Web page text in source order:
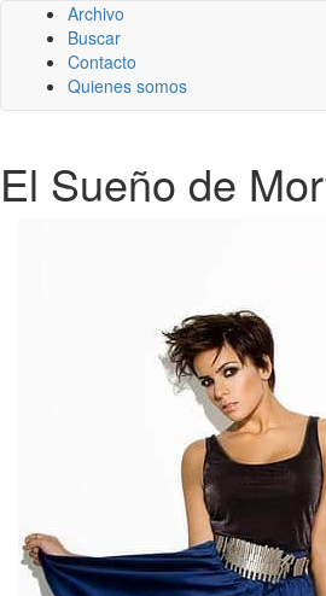
Archivo
Buscar
Contacto
Quienes somos
El Sueño de